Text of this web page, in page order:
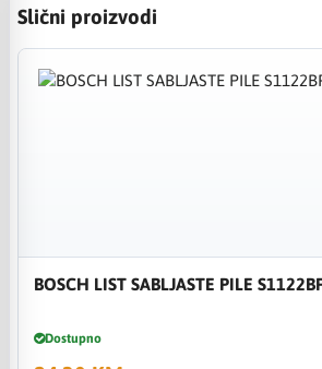
Slični proizvodi
BOSCH LIST SABLJASTE PILE
Dostupno